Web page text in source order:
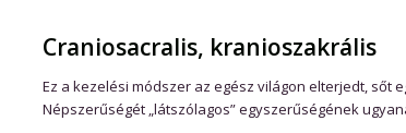
Craniosacralis, kranioszakrális
Ez a kezelési módszer az egész világon elterjedt, sőt
Népszerűségét „látszólagos” egyszerűségének